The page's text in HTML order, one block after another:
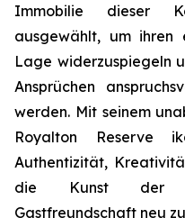
Immobilie dieser
ausgewählt, um ihren
Lage widerzuspiegeln
Ansprüchen
werden. Mit seinem
Royalton Reserve
Authentizität,
die Kunst der
Gastfreundschaft neu